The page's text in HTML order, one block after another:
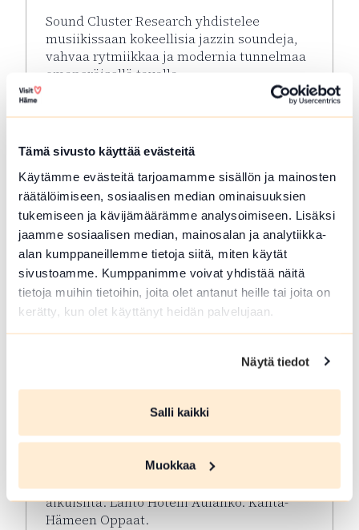
Tämä sivusto käyttää evästeitä
Käytämme evästeitä tarjoamamme sisällön ja mainosten
räätälöimiseen, sosiaalisen median ominaisuuksien
tukemiseen ja kävijämäärämme analysoimiseen. Lisäksi
jaamme sosiaalisen median, mainosalan ja analytiikka-
alan kumppaneillemme tietoja siitä, miten käytät
sivustoamme. Kumppanimme voivat yhdistää näitä
tietoja muihin tietoihin, joita olet antanut heille tai joita on
kerätty, kun olet käyttänyt heidän palvelujaan.
Näytä tiedot
Salli kaikki
Muokkaa
Sound Cluster Research yhdistelee
musiikissaan kokeellisia jazzin soundeja,
vahvaa rytmiikkaa ja modernia tunnelmaa
omaperäisellä tavalla.
Lue lisää tapahtumasta Korttelikeikat: Sound
ELO 06 2026
Aulangon puistometsän
opastettu kävelykierros
luonnonsuojelualueeseen, sen historiaan ja
aikuisilta. Lähtö Hotelli Aulanko. Kanta-
Hämeen Oppaat.